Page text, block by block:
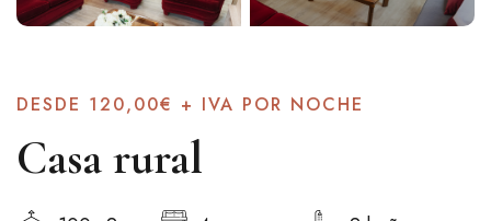
DESDE 120,00€ + IVA POR NOCHE
Casa rural